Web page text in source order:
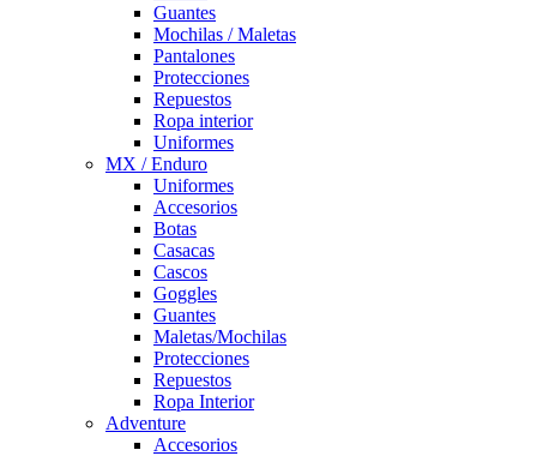
Guantes
Mochilas / Maletas
Pantalones
Protecciones
Repuestos
Ropa interior
Uniformes
MX / Enduro
Uniformes
Accesorios
Botas
Casacas
Cascos
Goggles
Guantes
Maletas/Mochilas
Protecciones
Repuestos
Ropa Interior
Adventure
Accesorios